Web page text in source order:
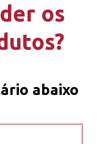
os
abaixo